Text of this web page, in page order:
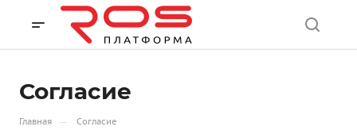
Согласие
Главная — Согласие